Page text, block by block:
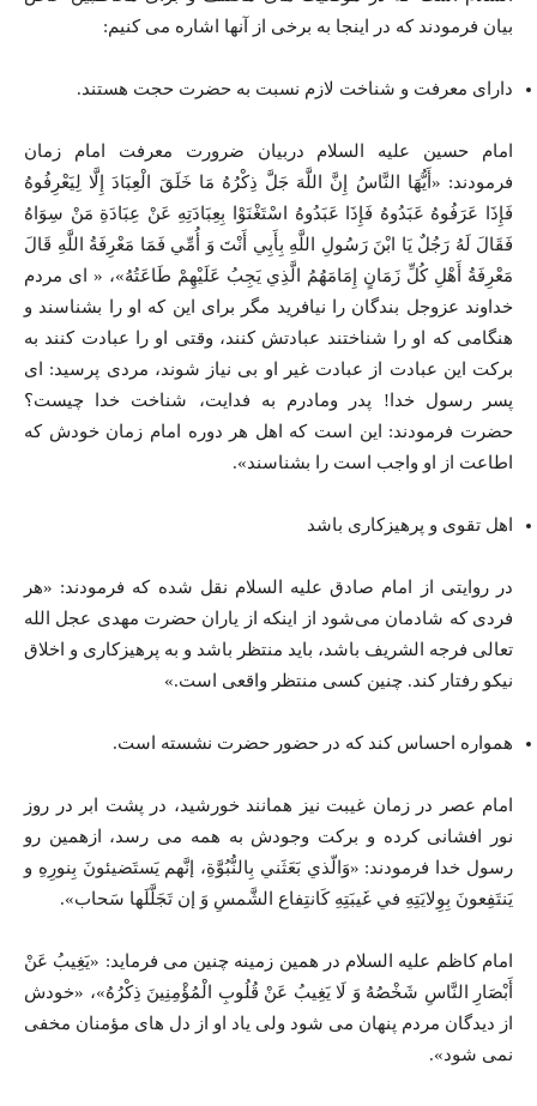
بیان فرمودند که در اینجا به برخی از آنها اشاره می کنیم:
دارای معرفت و شناخت لازم نسبت به حضرت حجت هستند.
امام حسین علیه السلام دربیان ضرورت معرفت امام زمان
فرمودند: «أَيُّهَا النَّاسُ إِنَّ اللَّهَ جَلَّ ذِكْرُهُ مَا خَلَقَ الْعِبَادَ إِلَّا لِيَعْرِفُوهُ
فَإِذَا عَرَفُوهُ عَبَدُوهُ فَإِذَا عَبَدُوهُ اسْتَغْنَوْا بِعِبَادَتِهِ عَنْ عِبَادَةِ مَنْ سِوَاهُ
فَقَالَ لَهُ رَجُلٌ يَا ابْنَ رَسُولِ اللَّهِ بِأَبِي أَنْتَ وَ أُمِّي فَمَا مَعْرِفَةُ اللَّهِ قَالَ
مَعْرِفَةُ أَهْلِ كُلِّ زَمَانٍ إِمَامَهُمُ الَّذِي يَجِبُ عَلَيْهِمْ طَاعَتُهُ»، « ای مردم
خداوند عزوجل بندگان را نیافرید مگر برای این که او را بشناسند و
هنگامی که او را شناختند عبادتش کنند، وقتی او را عبادت کنند به
برکت این عبادت از عبادت غیر او بی نیاز شوند، مردی پرسید: ای
پسر رسول خدا! پدر ومادرم به فدایت، شناخت خدا چیست؟
حضرت فرمودند: این است که اهل هر دوره امام زمان خودش که
اطاعت از او واجب است را بشناسند».
اهل تقوی و پرهیزکاری باشد
در روایتی از امام صادق علیه السلام نقل شده که فرمودند: «هر
فردی که شادمان می‌شود از اینکه از یاران حضرت مهدی عجل الله
تعالی فرجه الشریف باشد، باید منتظر باشد و به پرهیزکاری و اخلاق
نیکو رفتار کند. چنین کسی منتظر واقعی است.»
همواره احساس کند که در حضور حضرت نشسته است.
امام عصر در زمان غیبت نیز همانند خورشید، در پشت ابر در روز
نور افشانی کرده و برکت وجودش به همه می رسد، ازهمین رو
رسول خدا فرمودند: «وَالّذي بَعَثَني بِالنُّبُوَّةِ، إنَّهم يَستَضيئونَ بِنورِهِ و
يَنتَفِعونَ بِوِلايَتِهِ في غَيبَتِهِ كَانتِفاع الشَّمسِ وَ إن تَجَلَّلَها سَحاب».
امام کاظم علیه السلام در همین زمینه چنین می فرماید: «یَغِیبُ عَنْ
أَبْصَارِ النَّاسِ شَخْصُهُ وَ لَا یَغِیبُ عَنْ قُلُوبِ الْمُؤْمِنِینَ ذِکْرُهُ»، «خودش
از دیدگان مردم پنهان می شود ولی یاد او از دل های مؤمنان مخفی
نمی شود».